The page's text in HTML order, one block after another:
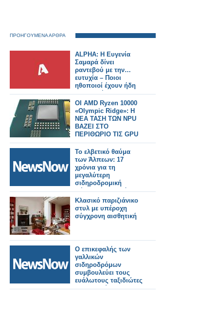
ΠΡΟΗΓΟΥΜΕΝΑ ΑΡΘΡΑ
ALPHA: Η Ευγενία
Σαμαρά δίνει
ραντεβού με την…
ευτυχία – Ποιοι
ηθοποιοί έχουν ήδη
συμφωνήσει για τη
νέα σειρά
ΟΙ AMD Ryzen 10000
«Olympic Ridge»: Η
ΝΕΑ ΤΑΣΗ ΤΩΝ NPU
ΒΑΖΕΙ ΣΤΟ
ΠΕΡΙΘΩΡΙΟ ΤΙΣ GPU
Το ελβετικό θαύμα
των Άλπεων: 17
χρόνια για τη
μεγαλύτερη
σιδηροδρομική
σήραγγα στον κόσμο.
Κλασικό παριζιάνικο
στυλ με υπέροχη
σύγχρονη αισθητική
Ο επικεφαλής των
γαλλικών
σιδηροδρόμων
συμβουλεύει τους
ευάλωτους ταξιδιώτες
να αποφεύγουν τα